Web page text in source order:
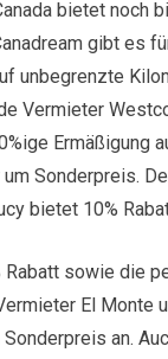
bietet noch
gibt es
unbegrenzte
Vermieter
Ermäßigung
Sonderpreis.
bietet 10%
sowie die
El Monte
an.